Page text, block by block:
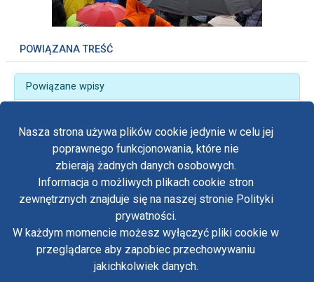
Nasza strona używa plików cookie jedynie w celu jej
poprawnego funkcjonowania, które nie
zbierają żadnych danych osobowych.
Informacja o możliwych plikach cookie stron
zewnętrznych znajduje się na naszej stronie Polityki
prywatności.
W każdym momencie możesz wyłączyć pliki cookie w
przeglądarce aby zapobiec przechowywaniu
jakichkolwiek danych.
POWIĄZANA TREŚĆ
Powiązane wpisy
Jasnogórskie Spotkania dla Uzależnionych
Polityka prywatności
Oświadczenie o dostępności
Standardy ochrony małoletnich w klasztorze OO.
Paulinów na Jasnej Górze